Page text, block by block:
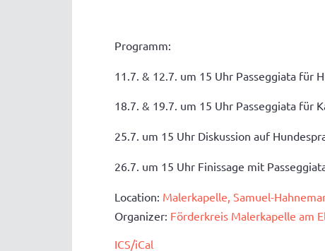
Programm:
11.7. & 12.7. um 15 Uhr Passeggiata für
18.7. & 19.7. um 15 Uhr Passeggiata für
25.7. um 15 Uhr Diskussion auf
26.7. um 15 Uhr Finissage mit
Location: Malerkapelle, Samuel-
Organizer: Förderkreis Malerkapelle am
ICS/iCal